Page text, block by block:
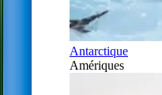
Antarctique
Amériques